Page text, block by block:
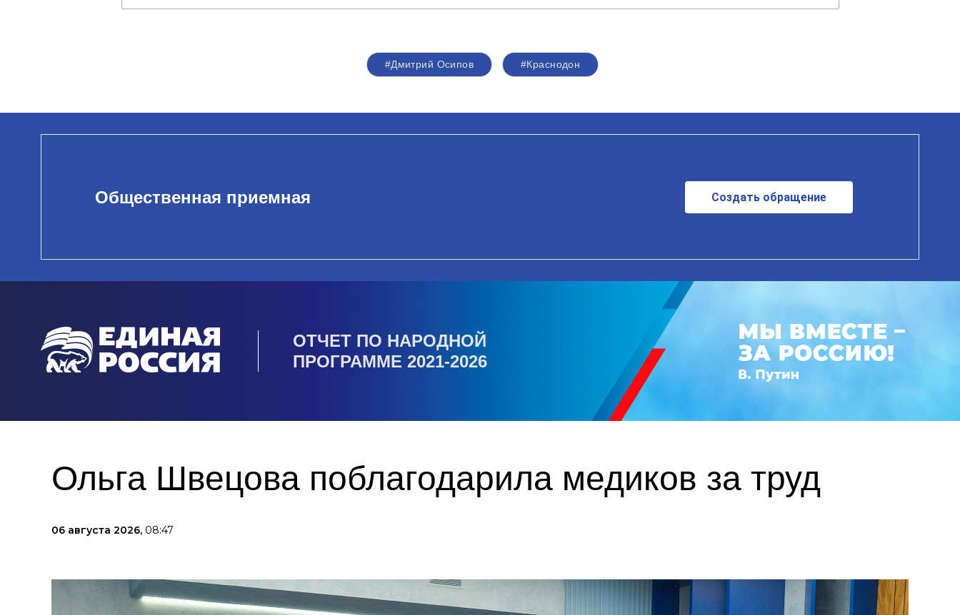
#Дмитрий Осипов #Краснодон
Общественная приемная Создать обращение
ОТЧЕТ ПО НАРОДНОЙ
ПРОГРАММЕ 2021-2026
Ольга Швецова поблагодарила медиков за труд
06 августа 2026, 08:47